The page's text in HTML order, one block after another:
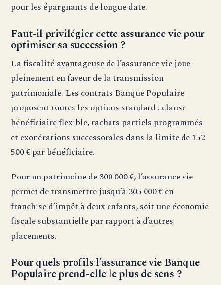
pour les épargnants de longue date.
Faut-il privilégier cette assurance vie pour
optimiser sa succession ?
La fiscalité avantageuse de l’assurance vie joue
pleinement en faveur de la transmission
patrimoniale. Les contrats Banque Populaire
proposent toutes les options standard : clause
bénéficiaire flexible, rachats partiels programmés
et exonérations successorales dans la limite de 152
500 € par bénéficiaire.
Pour un patrimoine de 300 000 €, l’assurance vie
permet de transmettre jusqu’à 305 000 € en
franchise d’impôt à deux enfants, soit une économie
fiscale substantielle par rapport à d’autres
placements.
Pour quels profils l’assurance vie Banque
Populaire prend-elle le plus de sens ?